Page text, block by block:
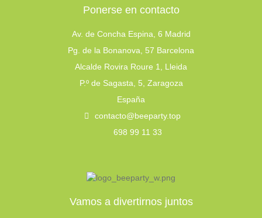
Ponerse en contacto
Av. de Concha Espina, 6 Madrid
Pg. de la Bonanova, 57 Barcelona
Alcalde Rovira Roure 1, Lleida
P.º de Sagasta, 5, Zaragoza
España
contacto@beeparty.top
698 99 11 33
Vamos a divertirnos juntos